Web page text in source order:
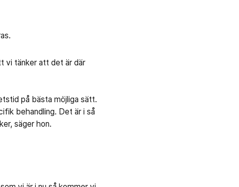
vi tänker att det är där
på bästa möjliga sätt.
behandling. Det är i så
säger hon.